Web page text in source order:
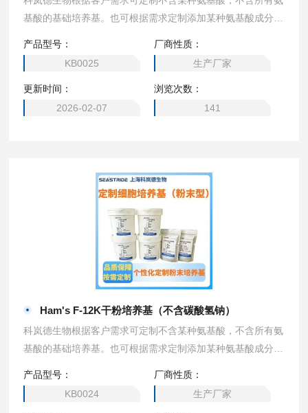
基酸的基础培养基。也可根据需求定制添加某种氨基酸成分的
EM/F12、DMEM 低糖、DMEM 无糖、α- MEM、EMEM，M
cCoy’s 5A、M199培养基、L-15 培养基、F12培养基、F-12K
培养基、William’s E 培养基、F10培养基、IMDM培养基）
产品型号：
KB0025
厂商性质：
生产厂家
更新时间：
2026-02-07
浏览次数：
141
Ham's F-12K干粉培养基（不含碳酸氢钠）
科岚德生物根据客户需求可定制不含某种氨基酸，不含所有氨
基酸的基础培养基。也可根据需求定制添加某种氨基酸成分的
EM/F12、DMEM 低糖、DMEM 无糖、α- MEM、EMEM，M
cCoy’s 5A、M199培养基、L-15 培养基、F12培养基、F-12K
产品型号：
KB0024
厂商性质：
生产厂家